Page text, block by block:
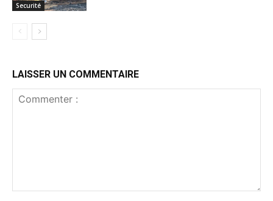
Securité
LAISSER UN COMMENTAIRE